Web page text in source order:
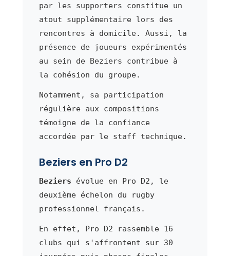
par les supporters constitue un
atout supplémentaire lors des
rencontres à domicile. Aussi, la
présence de joueurs expérimentés
au sein de Beziers contribue à
la cohésion du groupe.
Notamment, sa participation
régulière aux compositions
témoigne de la confiance
accordée par le staff technique.
Beziers en Pro D2
Beziers évolue en Pro D2, le
deuxième échelon du rugby
professionnel français.
En effet, Pro D2 rassemble 16
clubs qui s'affrontent sur 30